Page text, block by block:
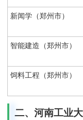
新闻学（郑州市）
智能建造（郑州市）
饲料工程（郑州市）
二、河南工业